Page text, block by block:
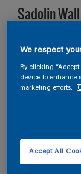
Sadolin
S 1005-R20B
2,5L
We respect
By clicking
device to enhance
marketing efforts.
Accept All